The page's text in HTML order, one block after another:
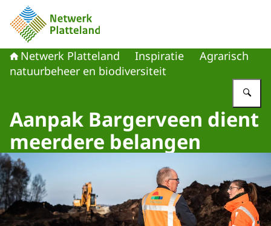
Naar de homepage van Netwerk Platteland
Netwerk Platteland Inspiratie
Agrarisch
natuurbeheer en biodiversiteit
Aanpak Bargerveen dient
meerdere belangen